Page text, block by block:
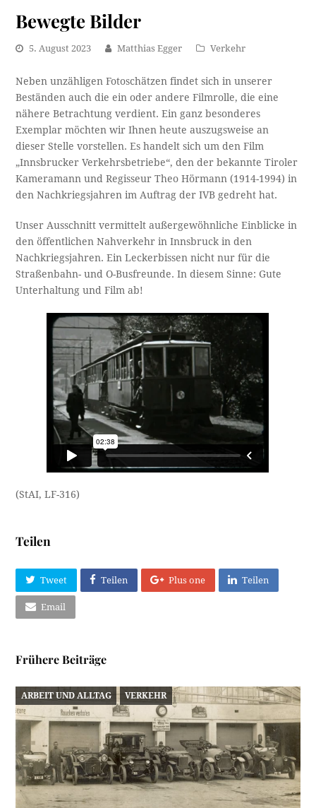
Bewegte Bilder
5. August 2023 Matthias Egger Verkehr
Neben unzähligen Fotoschätzen findet sich in unserer
Beständen auch die ein oder andere Filmrolle, die eine
nähere Betrachtung verdient. Ein ganz besonderes
Exemplar möchten wir Ihnen heute auszugsweise an
dieser Stelle vorstellen. Es handelt sich um den Film
„Innsbrucker Verkehrsbetriebe“, den der bekannte Tiroler
Kameramann und Regisseur Theo Hörmann (1914-1994) in
den Nachkriegsjahren im Auftrag der IVB gedreht hat.
Unser Ausschnitt vermittelt außergewöhnliche Einblicke in
den öffentlichen Nahverkehr in Innsbruck in den
Nachkriegsjahren. Ein Leckerbissen nicht nur für die
Straßenbahn- und O-Busfreunde. In diesem Sinne: Gute
Unterhaltung und Film ab!
(StAI, LF-316)
Teilen
Tweet Teilen Plus one Teilen
Email
Frühere Beiträge
ARBEIT UND ALLTAG VERKEHR